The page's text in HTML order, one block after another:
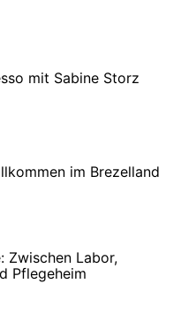
mit Sabine Storz
im Brezelland
Zwischen Labor,
Pflegeheim